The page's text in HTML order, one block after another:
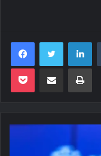
FacebookTwitter
Pocket Compartilhar via e-mail